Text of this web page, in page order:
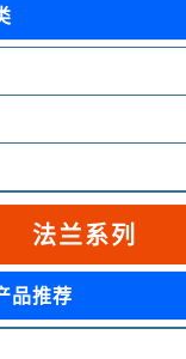
法兰系列
品推荐